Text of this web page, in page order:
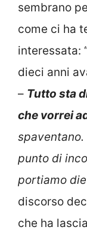
sembrano
come ci ha
interessata:
dieci anni
– Tutto sta
che vorrei
punto di
portiamo
discorso
che ha